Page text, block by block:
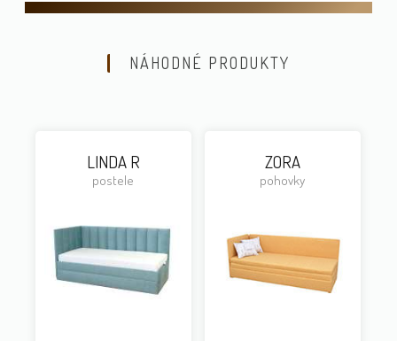
NÁHODNÉ PRODUKTY
LINDA R
postele
ZORA
pohovky